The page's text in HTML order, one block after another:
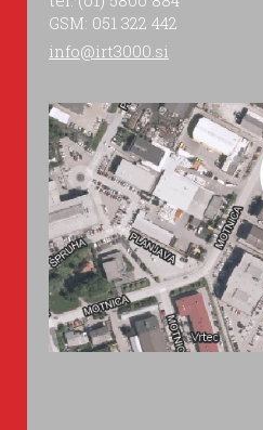
GSM: 051 322 442
info@irt3000.si